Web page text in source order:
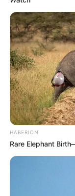
HABERION
Rare Elephant